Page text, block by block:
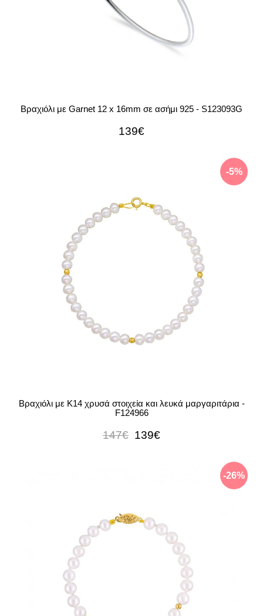
Βραχιόλι με Garnet 12 x 16mm σε ασήμι 925 - S123093G
139€
-5%
Βραχιόλι με Κ14 χρυσά στοιχεία και λευκά μαργαριτάρια -
F124966
147€ 139€
-26%